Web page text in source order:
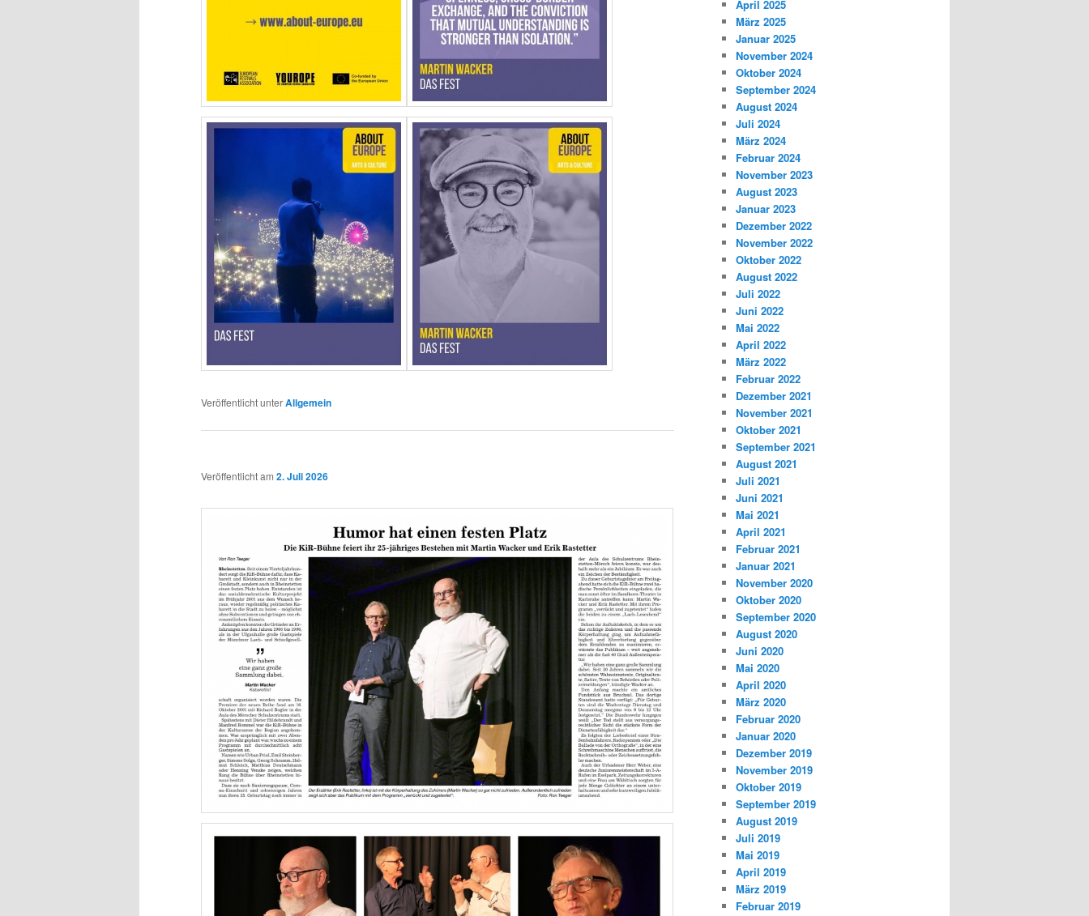
Veröffentlicht unterAllgemein
Veröffentlicht am 2. Juli 2026
April 2025
März 2025
Januar 2025
November 2024
Oktober 2024
September 2024
August 2024
Juli 2024
März 2024
Februar 2024
November 2023
August 2023
Januar 2023
Dezember 2022
November 2022
Oktober 2022
August 2022
Juli 2022
Juni 2022
Mai 2022
April 2022
März 2022
Februar 2022
Dezember 2021
November 2021
Oktober 2021
September 2021
August 2021
Juli 2021
Juni 2021
Mai 2021
April 2021
Februar 2021
Januar 2021
November 2020
Oktober 2020
September 2020
August 2020
Juni 2020
Mai 2020
April 2020
März 2020
Februar 2020
Januar 2020
Dezember 2019
November 2019
Oktober 2019
September 2019
August 2019
Juli 2019
Mai 2019
April 2019
März 2019
Februar 2019